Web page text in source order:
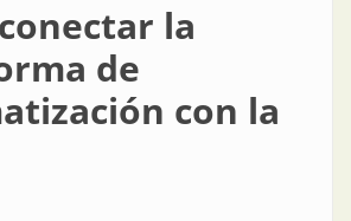
la
de
con la